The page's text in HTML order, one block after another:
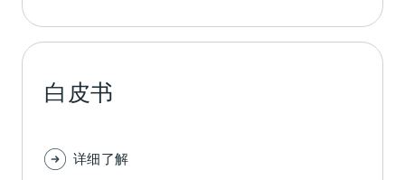
白皮书
详细了解